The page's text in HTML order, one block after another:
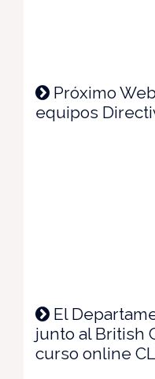
Próximo
equipos
El
junto al British
curso online